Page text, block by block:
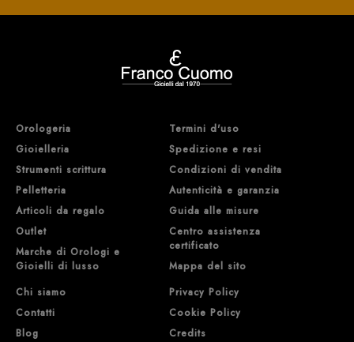
Orologeria
Gioielleria
Strumenti scrittura
Pelletteria
Articoli da regalo
Outlet
Marche di Orologi e
Gioielli di lusso
Chi siamo
Contatti
Blog
Termini d'uso
Spedizione e resi
Condizioni di vendita
Autenticità e garanzia
Guida alle misure
Centro assistenza
certificato
Mappa del sito
Privacy Policy
Cookie Policy
Credits